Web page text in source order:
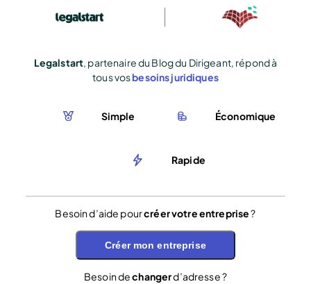
Legalstart, partenaire du Blog du Dirigeant, répond à
tous vosbesoins juridiques
Simple Économique
Rapide
Besoin d’aide pourcréer votre entreprise?
Créer mon entreprise
Besoin dechangerd’adresse ?